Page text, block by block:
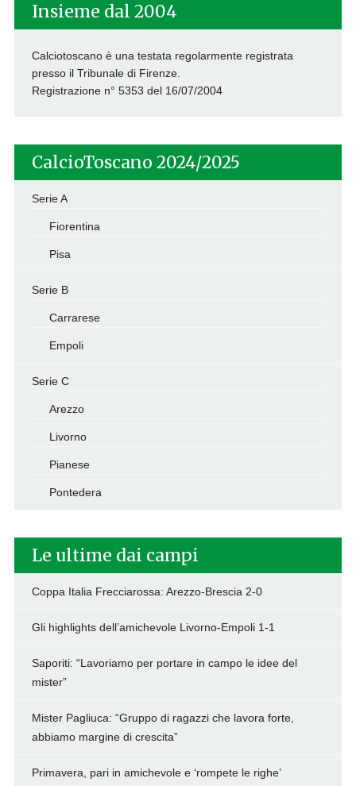
Insieme dal 2004
Calciotoscano è una testata regolarmente registrata
presso il Tribunale di Firenze.
Registrazione n° 5353 del 16/07/2004
CalcioToscano 2024/2025
Serie A
Fiorentina
Pisa
Serie B
Carrarese
Empoli
Serie C
Arezzo
Livorno
Pianese
Pontedera
Le ultime dai campi
Coppa Italia Frecciarossa: Arezzo-Brescia 2-0
Gli highlights dell’amichevole Livorno-Empoli 1-1
Saporiti: “Lavoriamo per portare in campo le idee del
mister”
Mister Pagliuca: “Gruppo di ragazzi che lavora forte,
abbiamo margine di crescita”
Primavera, pari in amichevole e ‘rompete le righe’